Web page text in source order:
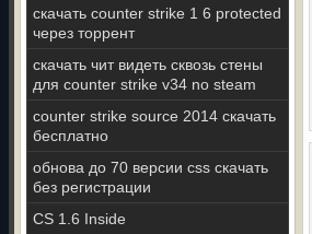
скачать counter strike 1 6 protected
через торрент
скачать чит видеть сквозь стены
для counter strike v34 no steam
counter strike source 2014 скачать
бесплатно
обнова до 70 версии css скачать
без регистрации
CS 1.6 Inside